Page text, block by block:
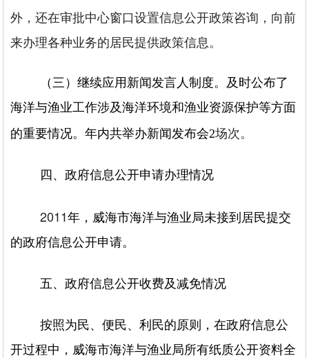
外，还在审批中心窗口设置信息公开政策咨询，向前
来办理各种业务的居民提供政策信息。
（三）继续应用新闻发言人制度。 及时公布了
海洋与渔业工作涉及海洋环境和渔业资源保护等方面
的重要情况。年内共举办新闻发布会2场次。
四、政府信息公开申请办理情况
2011年，威海市海洋与渔业局未接到居民提交
的政府信息公开申请。
五、政府信息公开收费及减免情况
按照为民、便民、利民的原则，在政府信息公
开过程中，威海市海洋与渔业局所有纸质公开资料全